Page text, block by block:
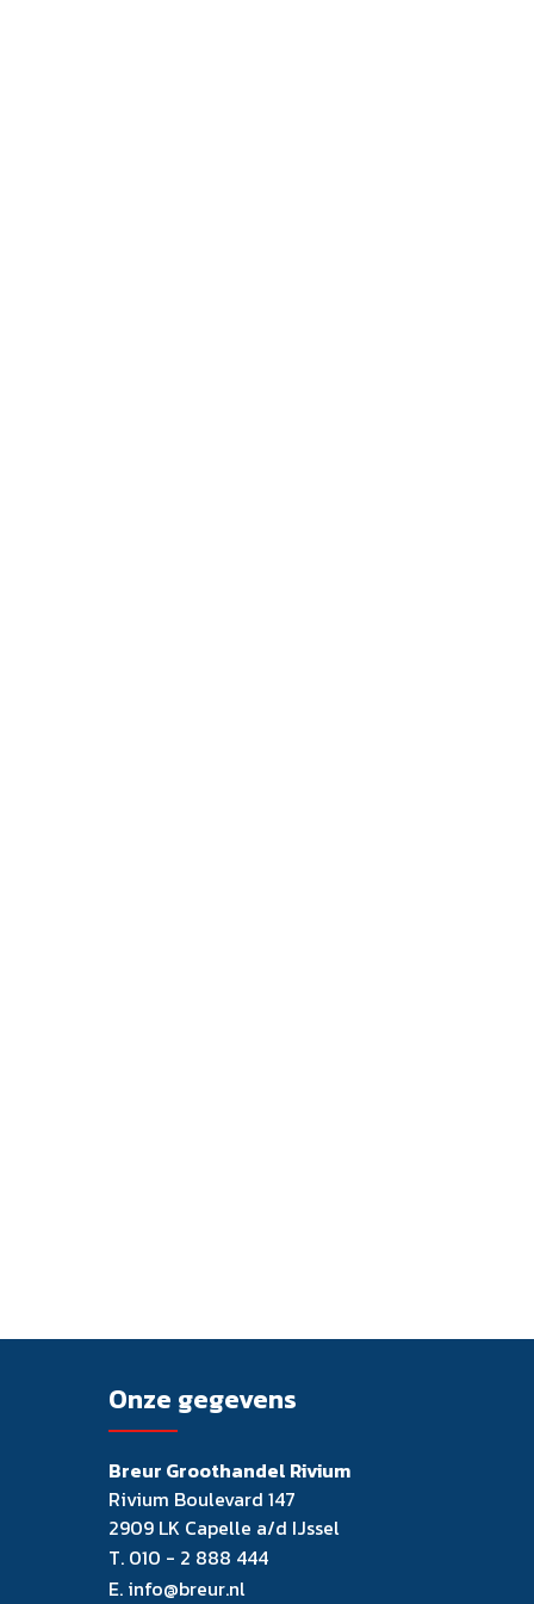
Onze gegevens
Breur Groothandel Rivium
Rivium Boulevard 147
2909 LK Capelle a/d IJssel
T. 010 - 2 888 444
E. info@breur.nl